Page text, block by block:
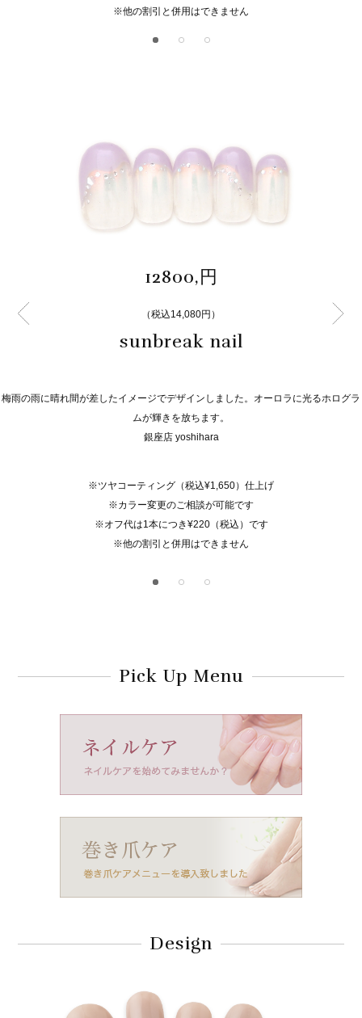
※他の割引と併用はできません
12800,円
（税込14,080円）
sunbreak nail
梅雨の雨に晴れ間が差したイメージでデザインしました。オーロラに光るホログラ
ムが輝きを放ちます。
銀座店 yoshihara
※ツヤコーティング（税込¥1,650）仕上げ
※カラー変更のご相談が可能です
※オフ代は1本につき¥220（税込）です
※他の割引と併用はできません
Pick Up Menu
Design